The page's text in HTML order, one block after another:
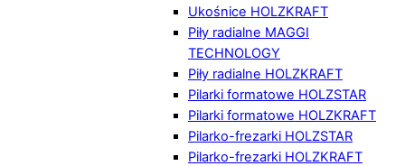
Ukośnice HOLZKRAFT
Piły radialne MAGGI
TECHNOLOGY
Piły radialne HOLZKRAFT
Pilarki formatowe HOLZSTAR
Pilarki formatowe HOLZKRAFT
Pilarko-frezarki HOLZSTAR
Pilarko-frezarki HOLZKRAFT